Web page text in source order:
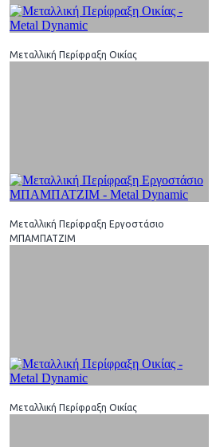
Μεταλλική Περίφραξη Οικίας
Μεταλλική Περίφραξη Εργοστάσιο
ΜΠΑΜΠΑΤΖΙΜ
Μεταλλική Περίφραξη Οικίας